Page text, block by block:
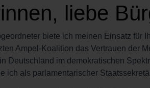
liebe
biete ich meinen Einsatz für
Ampel-Koalition das Vertrauen der
Deutschland im demokratischen
ich als parlamentarischer